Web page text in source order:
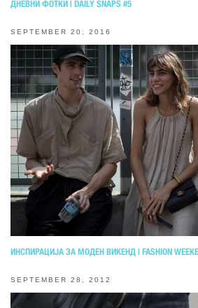
ДНЕВНИ ФОТКИ | DAILY SNAPS #5
SEPTEMBER 20, 2016
ИНСПИРАЦИЈА ЗА МОДЕН ВИКЕНД | FASHION
SEPTEMBER 28, 2012